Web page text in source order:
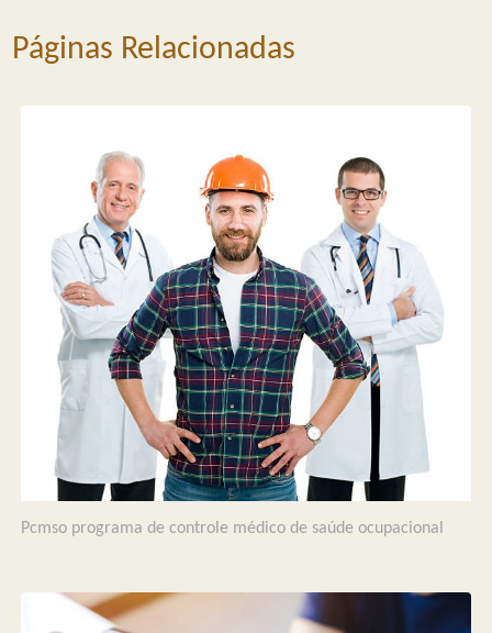
Páginas Relacionadas
Pcmso programa de controle médico de saúde ocupacional